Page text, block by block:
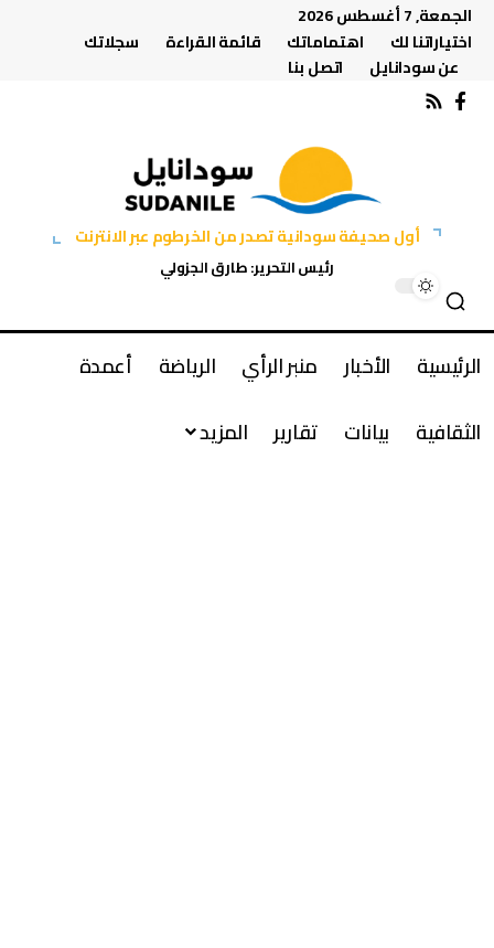
الجمعة, 7 أغسطس 2026
اختياراتنا لك
اهتماماتك قائمة القراءة
سجلاتك
عن سودانايل
اتصل بنا
أول صحيفة سودانية تصدر من الخرطوم عبر الانترنت
رئيس التحرير: طارق الجزولي
الرئيسية الأخبار منبر الرأي الرياضة
أعمدة
الثقافية
بيانات تقارير المزيد